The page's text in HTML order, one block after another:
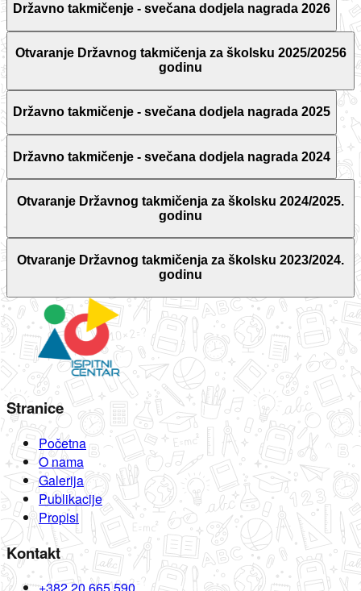
Državno takmičenje - svečana dodjela nagrada 2026
Otvaranje Državnog takmičenja za školsku 2025/20256
godinu
Državno takmičenje - svečana dodjela nagrada 2025
Državno takmičenje - svečana dodjela nagrada 2024
Otvaranje Državnog takmičenja za školsku 2024/2025.
godinu
Otvaranje Državnog takmičenja za školsku 2023/2024.
godinu
Stranice
Početna
O nama
Galerija
Publikacije
Propisi
Kontakt